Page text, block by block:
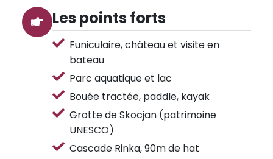
Les points forts
Funiculaire, château et visite en
bateau
Parc aquatique et lac
Bouée tractée, paddle, kayak
Grotte de Skocjan (patrimoine
UNESCO)
Cascade Rinka, 90m de hat